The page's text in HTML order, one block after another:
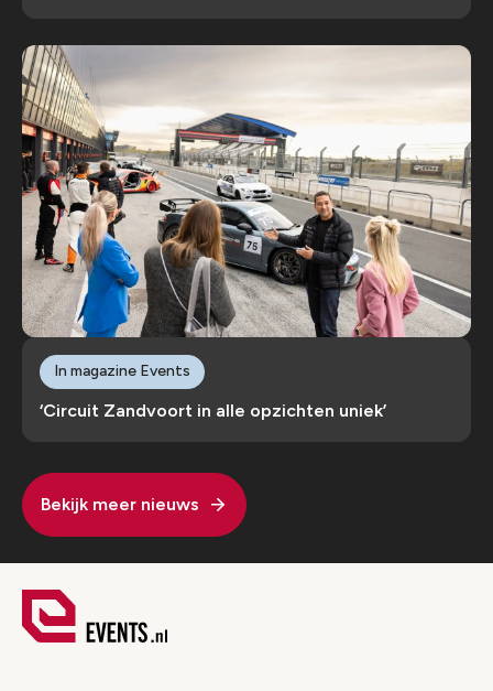
‘Circuit Zandvoort in alle opzichten uniek’
In magazine Events
Bekijk meer nieuws